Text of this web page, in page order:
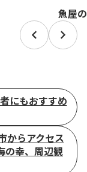
魚屋
にもおすすめ
からアクセス
の幸、周辺観